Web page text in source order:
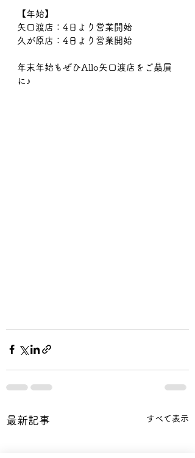
【年始】
矢口渡店：4日より営業開始
久が原店：4日より営業開始
年末年始もぜひAllo矢口渡店をご贔屓
に♪
最新記事 すべて表示